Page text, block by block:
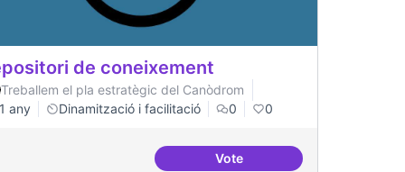
de coneixement
Treballem el pla estratègic del Canòdrom
1 any
Dinamització i facilitació 0 0
VoteRepositori de coneixement